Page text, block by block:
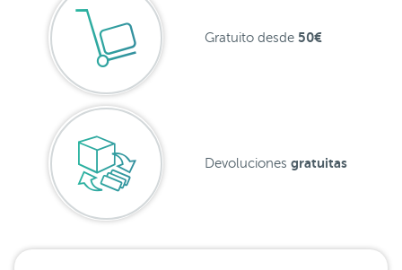
Gratuito desde 50€
Devoluciones gratuitas